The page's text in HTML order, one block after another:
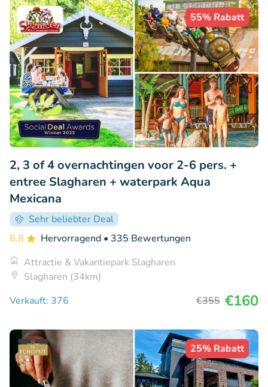
55% Rabatt
2, 3 of 4 overnachtingen voor 2-6 pers. +
entree Slagharen + waterpark Aqua
Mexicana
Sehr beliebter Deal
8.8
Hervorragend • 335 Bewertungen
Attractie & Vakantiepark Slagharen
Slagharen (34km)
Verkauft: 376
€355 €160
25% Rabatt